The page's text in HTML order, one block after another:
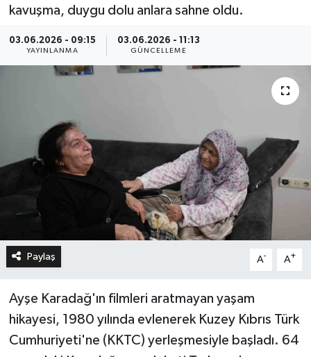
kavuşma, duygu dolu anlara sahne oldu.
03.06.2026 - 09:15
YAYINLANMA
03.06.2026 - 11:13
GÜNCELLEME
Paylaş A- A+
Ayşe Karadağ'ın filmleri aratmayan yaşam
hikayesi, 1980 yılında evlenerek Kuzey Kıbrıs Türk
Cumhuriyeti'ne (KKTC) yerleşmesiyle başladı. 64
Haber Arşivi